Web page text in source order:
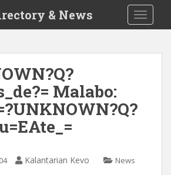
& News
Malabo:
Kalantarian Kevo News